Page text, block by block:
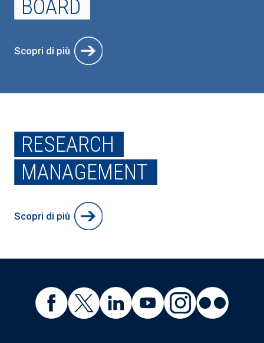
BOARD
Scopri di più
RESEARCH
MANAGEMENT
Scopri di più